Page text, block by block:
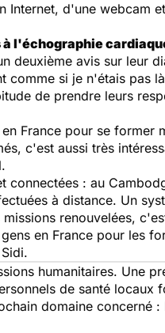
Internet, d'une webcam
l'échographie
deuxième avis sur leur
si je n'étais pas
de prendre leurs
France pour se
c'est aussi très
: au
à distance. Un
renouvelées,
en France pour les
humanitaires. Une
de santé
domaine concerné